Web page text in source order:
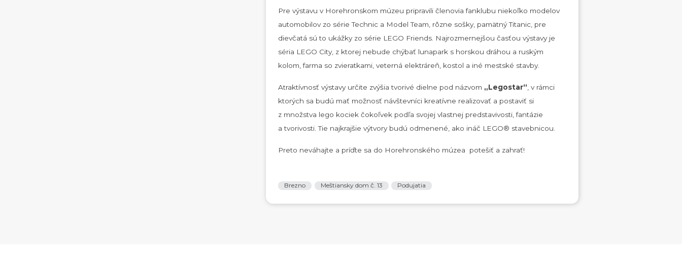
Pre výstavu v Horehronskom múzeu pripravili členovia fanklubu niekoľko modelov
automobilov zo série Technic a Model Team, rôzne sošky, pamätný Titanic, pre
dievčatá sú to ukážky zo série LEGO Friends. Najrozmernejšou časťou výstavy je
séria LEGO City, z ktorej nebude chýbať lunapark s horskou dráhou a ruským
kolom, farma so zvieratkami, veterná elektráreň, kostol a iné mestské stavby.
Atraktívnosť výstavy určite zvýšia tvorivé dielne pod názvom „Legostar“ , v rámci
ktorých sa budú mať možnosť návštevníci kreatívne realizovať a postaviť si
z množstva lego kociek čokoľvek podľa svojej vlastnej predstavivosti, fantázie
a tvorivosti. Tie najkrajšie výtvory budú odmenené, ako ináč LEGO® stavebnicou.
Preto neváhajte a príďte sa do Horehronského múzea potešiť a zahrať!
Brezno Meštiansky dom č. 13 Podujatia